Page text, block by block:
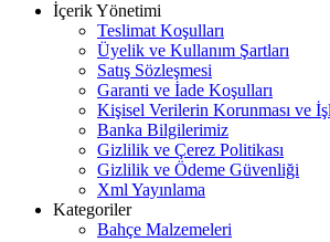
İçerik Yönetimi
Teslimat Koşulları
Üyelik ve Kullanım Şartları
Satış Sözleşmesi
Garanti ve İade Koşulları
Kişisel Verilerin Korunması ve
Banka Bilgilerimiz
Gizlilik ve Çerez Politikası
Gizlilik ve Ödeme Güvenliği
Xml Yayınlama
Kategoriler
Bahçe Malzemeleri